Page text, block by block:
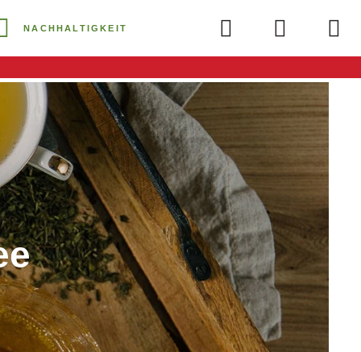
NACHHALTIGKEIT